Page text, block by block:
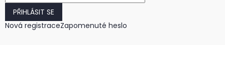
PŘIHLÁSIT SE
Nová registraceZapomenuté heslo